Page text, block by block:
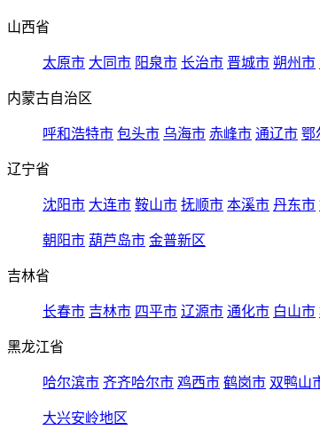
山西省
太原市 大同市 阳泉市 长治市 晋城市 朔州市
内蒙古自治区
呼和浩特市 包头市 乌海市 赤峰市 通辽市 鄂
辽宁省
沈阳市 大连市 鞍山市 抚顺市 本溪市 丹东市
朝阳市 葫芦岛市 金普新区
吉林省
长春市 吉林市 四平市 辽源市 通化市 白山市
黑龙江省
哈尔滨市 齐齐哈尔市 鸡西市 鹤岗市 双鸭山
大兴安岭地区